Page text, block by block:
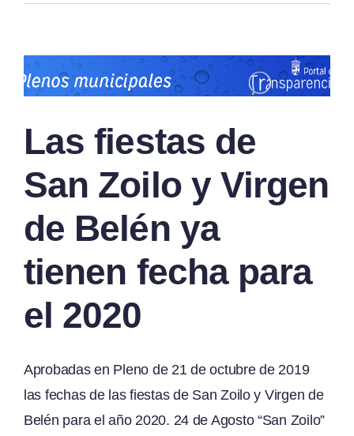
Las fiestas de
San Zoilo y Virgen
de Belén ya
tienen fecha para
el 2020
Aprobadas en Pleno de 21 de octubre de 2019
las fechas de las fiestas de San Zoilo y Virgen de
Belén para el año 2020. 24 de Agosto “San Zoilo”